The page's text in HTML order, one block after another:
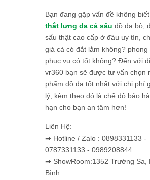
Bạn đang gặp vấn đề không
thắt lưng da cá sấu đồ da bò,
sấu thật cao cấp ở đâu uy tín,
giá cả có đắt lắm không? phong
phục vụ có tốt không? Đến với
vr360 bạn sẽ được tư vấn chọn
phẩm đồ da tốt nhất với chi phí
lý, kèm theo đó là chế độ bảo
hạn cho bạn an tâm hơn!
Liên Hệ:
➡ Hotline / Zalo : 0898331133 -
0787331133 - 0989208844
➡ ShowRoom:1352 Trường Sa,
Bình